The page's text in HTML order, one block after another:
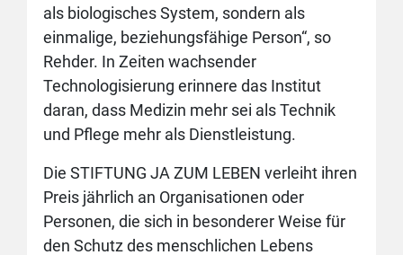
als biologisches System, sondern als
einmalige, beziehungsfähige Person“, so
Rehder. In Zeiten wachsender
Technologisierung erinnere das Institut
daran, dass Medizin mehr sei als Technik
und Pflege mehr als Dienstleistung.
Die STIFTUNG JA ZUM LEBEN verleiht ihren
Preis jährlich an Organisationen oder
Personen, die sich in besonderer Weise für
den Schutz des menschlichen Lebens